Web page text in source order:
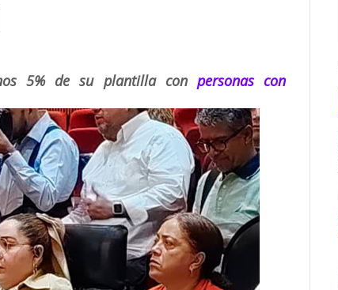
5% de su plantilla conpersonas con